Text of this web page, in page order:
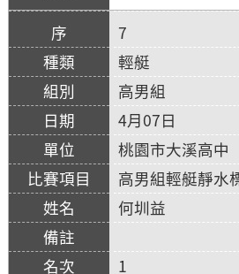
7
輕艇
高男組
4月07日
桃園市大溪高中
高男組輕艇靜水
何圳益
1